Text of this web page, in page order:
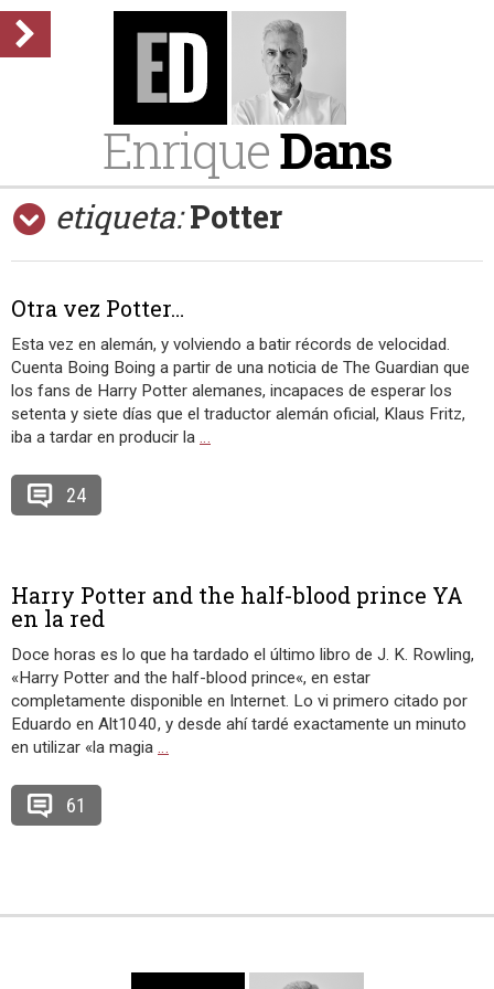
EnriqueDans
etiqueta: Potter
Otra vez Potter…
Esta vez en alemán, y volviendo a batir récords de velocidad.
Cuenta Boing Boing a partir de una noticia de The Guardian que
los fans de Harry Potter alemanes, incapaces de esperar los
setenta y siete días que el traductor alemán oficial, Klaus Fritz,
iba a tardar en producir la …
24
Harry Potter and the half-blood prince YA
en la red
Doce horas es lo que ha tardado el último libro de J. K. Rowling,
«Harry Potter and the half-blood prince«, en estar
completamente disponible en Internet. Lo vi primero citado por
Eduardo en Alt1040, y desde ahí tardé exactamente un minuto
en utilizar «la magia …
61